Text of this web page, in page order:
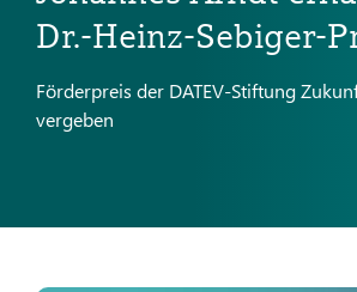
Dr.-Heinz-Sebiger-
Förderpreis der DATEV-Stiftung
vergeben